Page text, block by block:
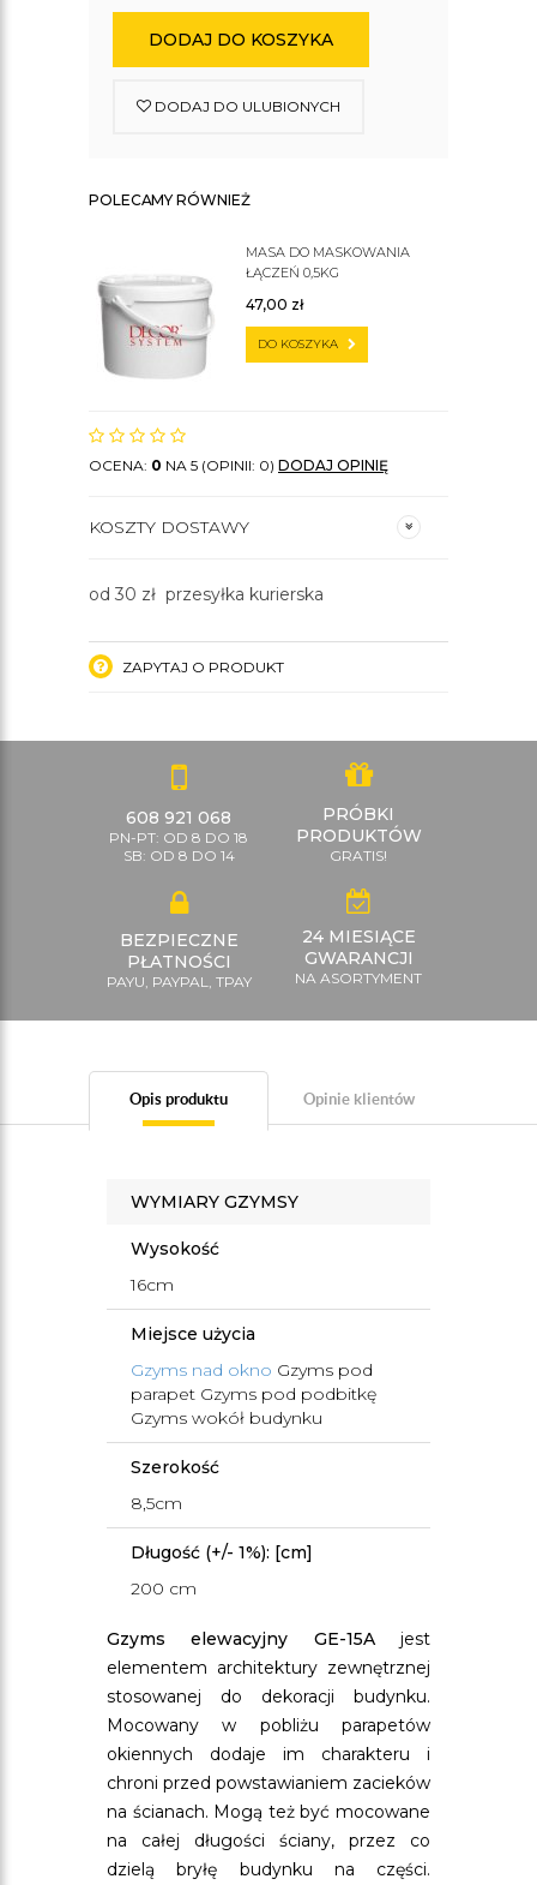
DODAJ DO KOSZYKA
DODAJ DO ULUBIONYCH
POLECAMY RÓWNIEŻ
MASA DO MASKOWANIA
ŁĄCZEŃ 0,5KG
47,00 zł
DO KOSZYKA
OCENA: 0 NA 5 (OPINII: 0) DODAJ OPINIĘ
KOSZTY DOSTAWY
od 30 zł przesyłka kurierska
ZAPYTAJ O PRODUKT
608 921 068
PN-PT: OD 8 DO 18
SB: OD 8 DO 14
PRÓBKI
PRODUKTÓW
GRATIS!
BEZPIECZNE
PŁATNOŚCI
PAYU, PAYPAL, TPAY
24 MIESIĄCE
GWARANCJI
NA ASORTYMENT
Opis produktu Opinie klientów
WYMIARY GZYMSY
Wysokość
16cm
Miejsce użycia
Gzyms nad okno Gzyms pod
parapet Gzyms pod podbitkę
Gzyms wokół budynku
Szerokość
8,5cm
Długość (+/- 1%): [cm]
200 cm
Gzyms elewacyjny GE-15Ajest
elementem architektury zewnętrznej
stosowanej do dekoracji budynku.
Mocowany w pobliżu parapetów
okiennych dodaje im charakteru i
chroni przed powstawianiem zacieków
na ścianach. Mogą też być mocowane
na całej długości ściany, przez co
dzielą bryłę budynku na części.